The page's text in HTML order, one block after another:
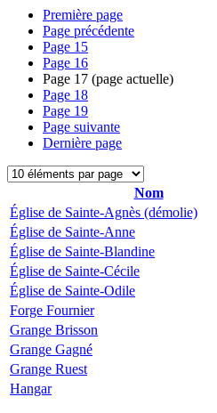
Première page
Page précédente
Page 15
Page 16
Page 17 (page actuelle)
Page 18
Page 19
Page suivante
Dernière page
Nom
Église de Sainte-Agnès (démolie)
Église de Sainte-Anne
Église de Sainte-Blandine
Église de Sainte-Cécile
Église de Sainte-Odile
Forge Fournier
Grange Brisson
Grange Gagné
Grange Ruest
Hangar